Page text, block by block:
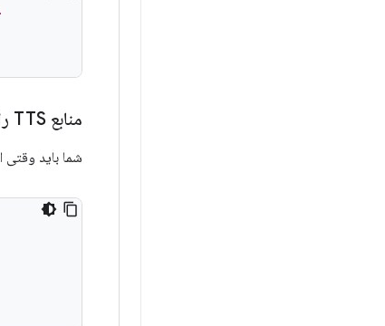
منابع TTS را پاک کنید
شما باید وقتی